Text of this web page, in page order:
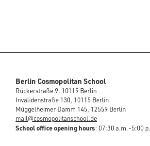
Berlin Cosmopolitan School
Rückerstraße 9, 10119 Berlin
Invalidenstraße 130, 10115 Berlin
Müggelheimer Damm 145, 12559 Berlin
mail@cosmopolitanschool.de
School office opening hours: 07:30 a.m.–5:00